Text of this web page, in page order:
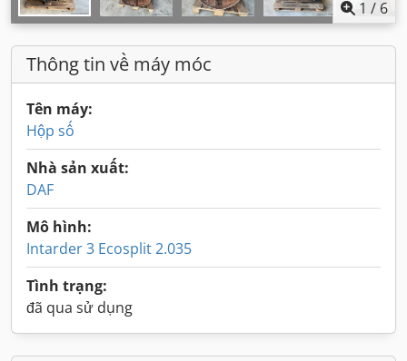
1 / 6
Thông tin về máy móc
Tên máy:
Hộp số
Nhà sản xuất:
DAF
Mô hình:
Intarder 3 Ecosplit 2.035
Tình trạng:
đã qua sử dụng